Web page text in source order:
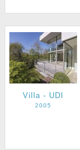
Villa - UDI
2005